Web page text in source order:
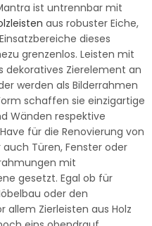
ist untrennbar mit
aus robuster Eiche,
dieses
grenzenlos. Leisten mit
dekoratives Zierelement an
werden als Bilderrahmen
schaffen sie einzigartige
Wänden respektive
für die Renovierung von
Türen, Fenster oder
mit
gesetzt. Egal ob für
oder den
allem Zierleisten aus Holz